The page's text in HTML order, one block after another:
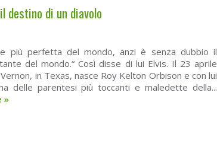
destino di un diavolo
più perfetta del mondo, anzi è senza dubbio il
del mondo.“ Così disse di lui Elvis. Il 23 aprile
in Texas, nasce Roy Kelton Orbison e con lui
delle parentesi più toccanti e maledette della...
»